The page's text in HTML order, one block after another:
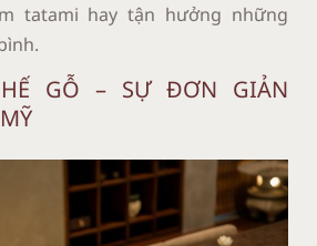
tatami hay tận hưởng những
GỖ – SỰ ĐƠN GIẢN